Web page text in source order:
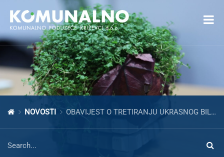
Open toolbar
NOVOSTI OBAVIJEST O TRETIRANJU UKRASNOG BILJA – SVIBANJ 2026.